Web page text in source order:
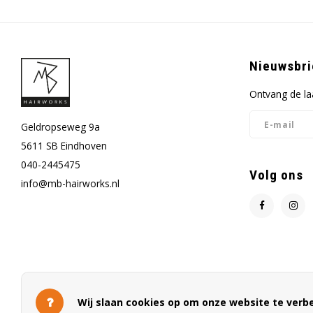
Geldropseweg 9a
5611 SB Eindhoven
040-2445475
info@mb-hairworks.nl
Ontvang de
Volg ons
Wij slaan cookies op om onze website te